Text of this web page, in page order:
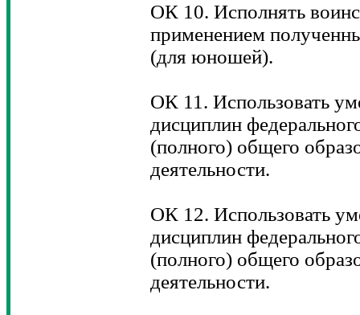
ОК 10. Исполнять
применением
(для юношей).
ОК 11. Использовать
дисциплин
(полного) общего
деятельности.
ОК 12. Использовать
дисциплин
(полного) общего
деятельности.